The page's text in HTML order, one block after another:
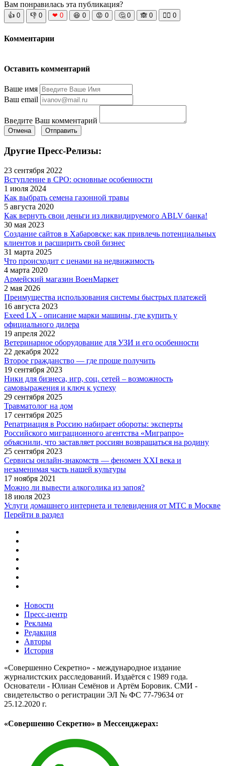
Вам понравилась эта публикация?
👍 0 👎 0 ❤ 0 😆 0 😡 0 🤔 0 🙈 0 🧘‍♀️ 0
Комментарии
Оставить комментарий
Ваше имя
Ваш email
Введите Ваш комментарий
Отмена Отправить
Другие Пресс-Релизы:
23 сентября 2022
Вступление в СРО: основные особенности
1 июля 2024
Как выбрать семена газонной травы
5 августа 2020
Как вернуть свои деньги из ликвидируемого ABLV банка!
30 мая 2023
Создание сайтов в Хабаровске: как привлечь потенциальных
клиентов и расширить свой бизнес
31 марта 2025
Что происходит с ценами на недвижимость
4 марта 2020
Армейский магазин ВоенМаркет
2 мая 2026
Преимущества использования системы быстрых платежей
16 августа 2023
Exeed LX - описание марки машины, где купить у
официального дилера
19 апреля 2022
Ветеринарное оборудование для УЗИ и его особенности
22 декабря 2022
Второе гражданство — где проще получить
19 сентября 2023
Ники для бизнеса, игр, соц. сетей – возможность
самовыражения и ключ к успеху
29 сентября 2025
Травматолог на дом
17 сентября 2025
Репатриация в Россию набирает обороты: эксперты
Российского миграционного агентства «Миграпро»
объяснили, что заставляет россиян возвращаться на родину
25 сентября 2023
Сервисы онлайн-знакомств — феномен XXI века и
незаменимая часть нашей культуры
17 ноября 2021
Можно ли вывести алкоголика из запоя?
18 июля 2023
Услуги домашнего интернета и телевидения от МТС в Москве
Перейти в раздел
Новости
Пресс-центр
Реклама
Редакция
Авторы
История
«Совершенно Секретно» - международное издание
журналистских расследований. Издаётся с 1989 года.
Основатели - Юлиан Семёнов и Артём Боровик. CМИ -
свидетельство о регистрации ЭЛ № ФС 77-79634 от
25.12.2020 г.
«Совершенно Секретно» в Мессенджерах: